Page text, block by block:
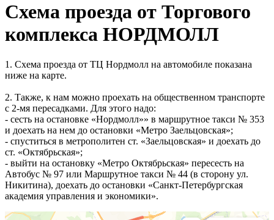
Схема проезда от Торгового
комплекса НОРДМОЛЛ
1. Схема проезда от ТЦ Нордмолл на автомобиле показана
ниже на карте.
2. Также, к нам можно проехать на общественном транспорте
с 2-мя пересадками. Для этого надо:
- сесть на остановке «Нордмолл»» в маршрутное такси № 353
и доехать на нем до остановки «Метро Заельцовская»;
- спуститься в метрополитен ст. «Заельцовская» и доехать до
ст. «Октябрьская»;
- выйти на остановку «Метро Октябрьская» пересесть на
Автобус № 97 или Маршрутное такси № 44 (в сторону ул.
Никитина), доехать до остановки «Санкт-Петербургская
академия управления и экономики».